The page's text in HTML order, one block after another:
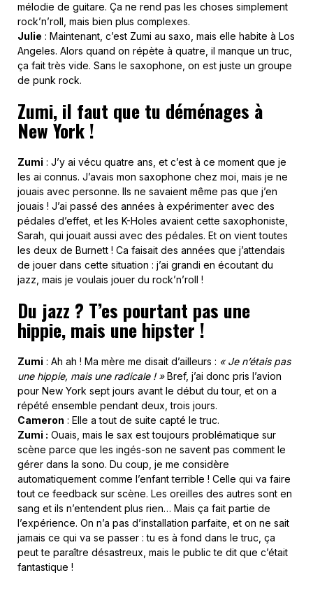
mélodie de guitare. Ça ne rend pas les choses simplement
rock’n’roll, mais bien plus complexes.
Julie : Maintenant, c’est Zumi au saxo, mais elle habite à Los
Angeles. Alors quand on répète à quatre, il manque un truc,
ça fait très vide. Sans le saxophone, on est juste un groupe
de punk rock.
Zumi, il faut que tu déménages à
New York !
Zumi : J’y ai vécu quatre ans, et c’est à ce moment que je
les ai connus. J’avais mon saxophone chez moi, mais je ne
jouais avec personne. Ils ne savaient même pas que j’en
jouais ! J’ai passé des années à expérimenter avec des
pédales d’effet, et les K-Holes avaient cette saxophoniste,
Sarah, qui jouait aussi avec des pédales. Et on vient toutes
les deux de Burnett ! Ca faisait des années que j’attendais
de jouer dans cette situation : j’ai grandi en écoutant du
jazz, mais je voulais jouer du rock’n’roll !
Du jazz ? T’es pourtant pas une
hippie, mais une hipster !
Zumi : Ah ah ! Ma mère me disait d’ailleurs : « Je n’étais pas
une hippie, mais une radicale ! »Bref, j’ai donc pris l’avion
pour New York sept jours avant le début du tour, et on a
répété ensemble pendant deux, trois jours.
Cameron : Elle a tout de suite capté le truc.
Zumi : Ouais, mais le sax est toujours problématique sur
scène parce que les ingés-son ne savent pas comment le
gérer dans la sono. Du coup, je me considère
automatiquement comme l’enfant terrible ! Celle qui va faire
tout ce feedback sur scène. Les oreilles des autres sont en
sang et ils n’entendent plus rien… Mais ça fait partie de
l’expérience. On n’a pas d’installation parfaite, et on ne sait
jamais ce qui va se passer : tu es à fond dans le truc, ça
peut te paraître désastreux, mais le public te dit que c’était
fantastique !